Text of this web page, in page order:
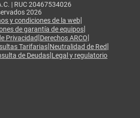
| RUC 20467534026
2026
y condiciones de la web|
de garantía de equipos|
Privacidad|Derechos ARCO|
Tarifarias|Neutralidad de Red|
de Deudas|Legal y regulatorio